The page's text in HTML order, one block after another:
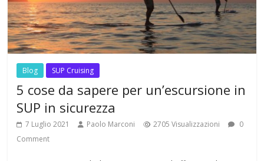
Blog SUP Cruising
5 cose da sapere per un’escursione in
SUP in sicurezza
7 Luglio 2021 Paolo Marconi 2705 Visualizzazioni
0
Comment